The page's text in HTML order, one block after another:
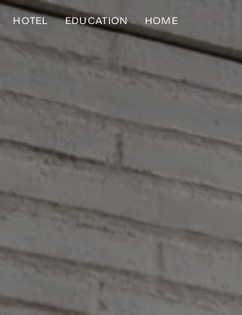
HOTEL EDUCATION HOME